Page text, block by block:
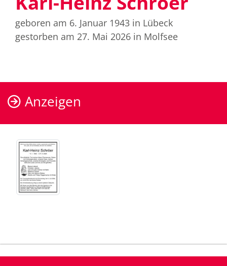
geboren am 6. Januar 1943 in Lübeck
gestorben am 27. Mai 2026 in Molfsee
Anzeigen